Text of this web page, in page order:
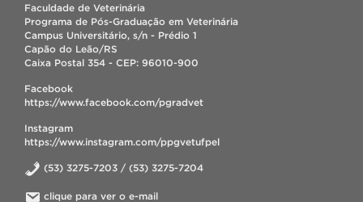
Faculdade de Veterinária
Programa de Pós-Graduação em Veterinária
Campus Universitário, s/n - Prédio 1
Capão do Leão/RS
Caixa Postal 354 - CEP: 96010-900
Facebook
https://www.facebook.com/pgradvet
Instagram
https://www.instagram.com/ppgvetufpel
(53) 3275-7203 / (53) 3275-7204
clique para ver o e-mail